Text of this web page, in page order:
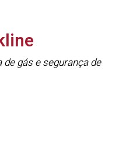
gás e segurança de